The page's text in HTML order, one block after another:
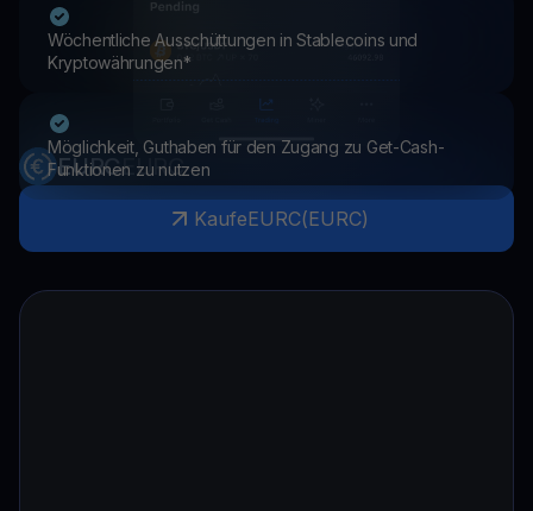
Wöchentliche Ausschüttungen in Stablecoins und
Kryptowährungen*
Möglichkeit, Guthaben für den Zugang zu Get-Cash-
Funktionen zu nutzen
EURCEURC
KaufeEURC(EURC)